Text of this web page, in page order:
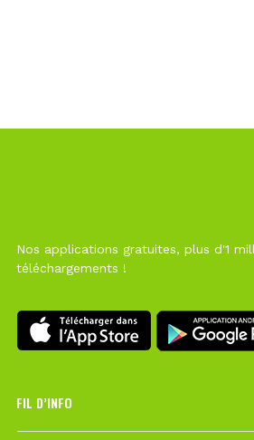
Nos applications gratuites, plus d'1
téléchargements !
FIL D’INFO